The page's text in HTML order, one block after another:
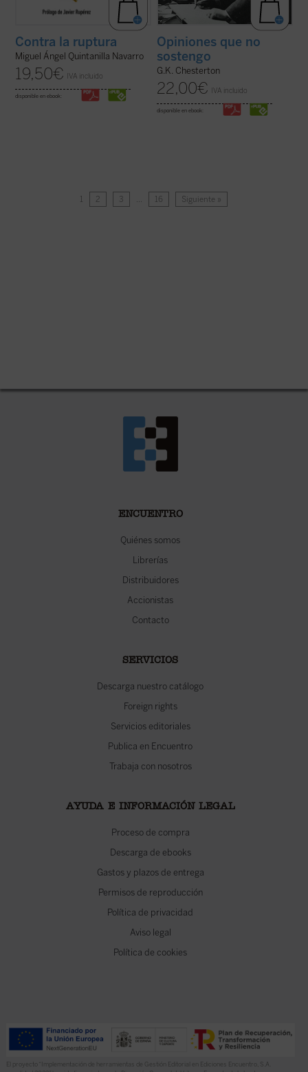
Contra la ruptura
Miguel Ángel Quintanilla Navarro
19,50€ IVA incluido
disponible en ebook:
Opiniones que no
sostengo
G.K. Chesterton
22,00€ IVA incluido
disponible en ebook:
1 2 3 … 16 Siguiente »
ENCUENTRO
Quiénes somos
Librerías
Distribuidores
Accionistas
Contacto
SERVICIOS
Descarga nuestro catálogo
Foreign rights
Servicios editoriales
Publica en Encuentro
Trabaja con nosotros
AYUDA E INFORMACIÓN LEGAL
Proceso de compra
Descarga de ebooks
Gastos y plazos de entrega
Permisos de reproducción
Política de privacidad
Aviso legal
Política de cookies
El proyecto “Implementación de herramientas de Gestión Editorial en Ediciones Encuentro, S.A.